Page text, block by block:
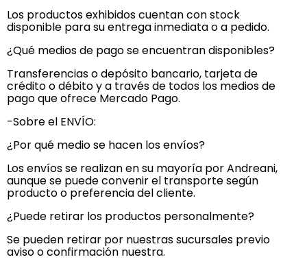
Los productos exhibidos cuentan con stock
disponible para su entrega inmediata o a pedido.
¿Qué medios de pago se encuentran disponibles?
Transferencias o depósito bancario, tarjeta de
crédito o débito y a través de todos los medios de
pago que ofrece Mercado Pago.
-Sobre el ENVÍO:
¿Por qué medio se hacen los envíos?
Los envíos se realizan en su mayoría por Andreani,
aunque se puede convenir el transporte según
producto o preferencia del cliente.
¿Puede retirar los productos personalmente?
Se pueden retirar por nuestras sucursales previo
aviso o confirmación nuestra.